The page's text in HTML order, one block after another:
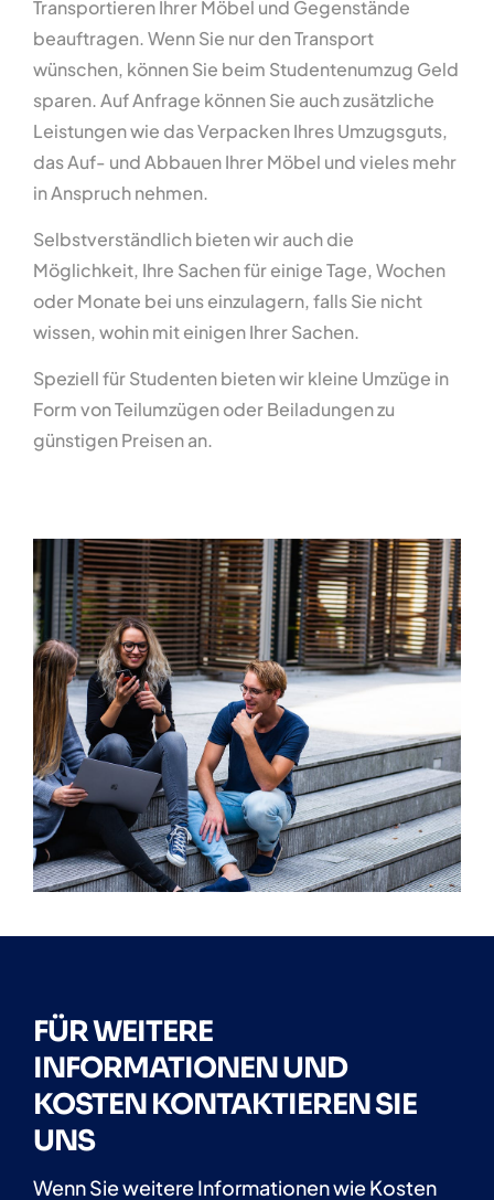
Transportieren Ihrer Möbel und Gegenstände
beauftragen. Wenn Sie nur den Transport
wünschen, können Sie beim Studentenumzug Geld
sparen. Auf Anfrage können Sie auch zusätzliche
Leistungen wie das Verpacken Ihres Umzugsguts,
das Auf- und Abbauen Ihrer Möbel und vieles mehr
in Anspruch nehmen.
Selbstverständlich bieten wir auch die
Möglichkeit, Ihre Sachen für einige Tage, Wochen
oder Monate bei uns einzulagern, falls Sie nicht
wissen, wohin mit einigen Ihrer Sachen.
Speziell für Studenten bieten wir kleine Umzüge in
Form von Teilumzügen oder Beiladungen zu
günstigen Preisen an.
FÜR WEITERE
INFORMATIONEN UND
KOSTEN KONTAKTIEREN SIE
UNS
Wenn Sie weitere Informationen wie Kosten